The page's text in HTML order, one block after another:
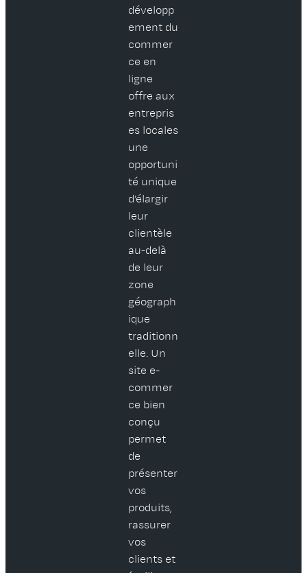
développ
ement du
commer
ce en
ligne
offre aux
entrepris
es locales
une
opportuni
té unique
d’élargir
leur
clientèle
au-delà
de leur
zone
géograph
ique
traditionn
elle. Un
site e-
commer
ce bien
conçu
permet
de
présenter
vos
produits,
rassurer
vos
clients et